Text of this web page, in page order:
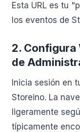
Esta URL es tu
los eventos de
2. Configura
de
Inicia sesión en
Storeino. La
ligeramente
típicamente